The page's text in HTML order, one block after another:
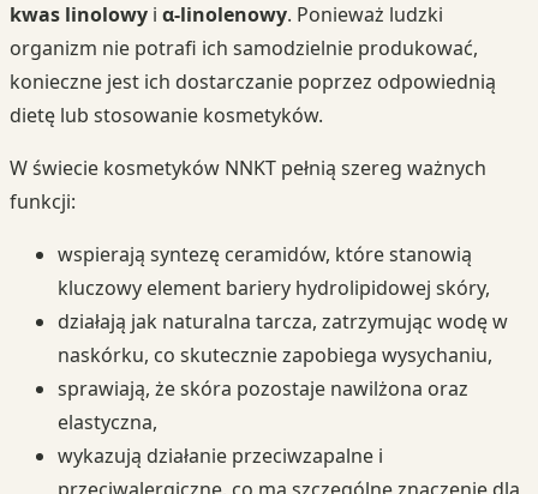
kwas linolowy i α-linolenowy. Ponieważ ludzki
organizm nie potrafi ich samodzielnie produkować,
konieczne jest ich dostarczanie poprzez odpowiednią
dietę lub stosowanie kosmetyków.
W świecie kosmetyków NNKT pełnią szereg ważnych
funkcji:
wspierają syntezę ceramidów, które stanowią
kluczowy element bariery hydrolipidowej skóry,
działają jak naturalna tarcza, zatrzymując wodę w
naskórku, co skutecznie zapobiega wysychaniu,
sprawiają, że skóra pozostaje nawilżona oraz
elastyczna,
wykazują działanie przeciwzapalne i